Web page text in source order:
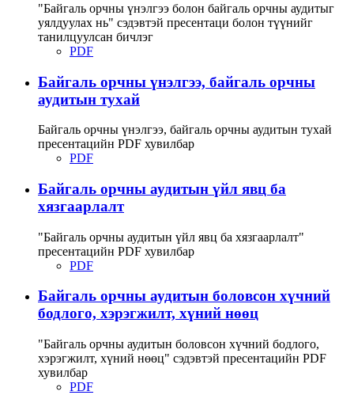
"Байгаль орчны үнэлгээ болон байгаль орчны аудитыг
уялдуулах нь" сэдэвтэй пресентаци болон түүнийг
танилцуулсан бичлэг
PDF
Байгаль орчны үнэлгээ, байгаль орчны
аудитын тухай
Байгаль орчны үнэлгээ, байгаль орчны аудитын тухай
пресентацийн PDF хувилбар
PDF
Байгаль орчны аудитын үйл явц ба
хязгаарлалт
"Байгаль орчны аудитын үйл явц ба хязгаарлалт"
пресентацийн PDF хувилбар
PDF
Байгаль орчны аудитын боловсон хүчний
бодлого, хэрэгжилт, хүний нөөц
"Байгаль орчны аудитын боловсон хүчний бодлого,
хэрэгжилт, хүний нөөц" сэдэвтэй пресентацийн PDF
хувилбар
PDF